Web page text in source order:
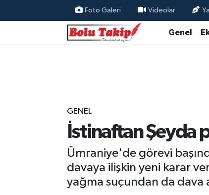
Foto Galeri Videolar
Genel
GENEL
İstinaftan Şeyda
Ümraniye'de görevi
davaya ilişkin yeni karar
yağma suçundan da dava